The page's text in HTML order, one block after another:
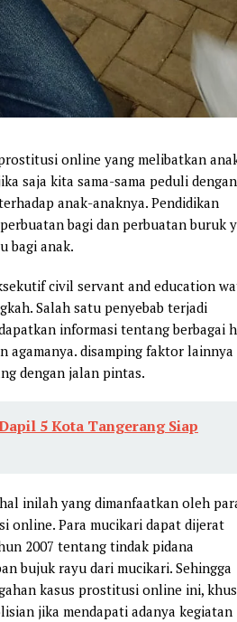
online yang melibatkan
saja kita sama-sama peduli dengan
anak-anaknya. Pendidikan
bagi dan perbuatan buruk
bagi anak.
civil servant and education
Salah satu penyebab terjadi
informasi tentang berbagai
agamanya. disamping faktor lainnya
dengan jalan pintas.
5 Kota Tangerang Siap
inilah yang dimanfaatkan oleh
online. Para mucikari dapat dijerat
2007 tentang tindak pidana
bujuk rayu dari mucikari. Sehingga
kasus prostitusi online ini,
jika mendapati adanya kegiatan